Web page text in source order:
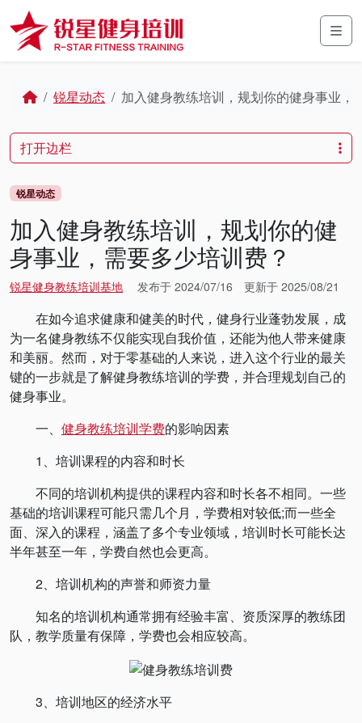
Skip to content
Skip to footer
Home锐星动态 加入健身教练培训，规划你的健身事业，
锐星动态
加入健身教练培训，规划你的健
身事业，需要多少培训费？
锐星健身教练培训基地 发布于 2024/07/16 更新于 2025/08/21
在如今追求健康和健美的时代，健身行业蓬勃发展，成
为一名健身教练不仅能实现自我价值，还能为他人带来健康
和美丽。然而，对于零基础的人来说，进入这个行业的最关
键的一步就是了解健身教练培训的学费，并合理规划自己的
健身事业。
一、 健身教练培训学费的影响因素
1、培训课程的内容和时长
不同的培训机构提供的课程内容和时长各不相同。一些
基础的培训课程可能只需几个月，学费相对较低;而一些全
面、深入的课程，涵盖了多个专业领域，培训时长可能长达
半年甚至一年，学费自然也会更高。
2、培训机构的声誉和师资力量
知名的培训机构通常拥有经验丰富、资质深厚的教练团
队，教学质量有保障，学费也会相应较高。
3、培训地区的经济水平
打开边栏